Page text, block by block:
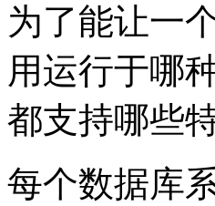
为了能让一
用运行于哪
都支持哪些特
每个数据库